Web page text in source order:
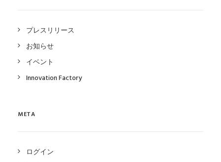
プレスリリース
お知らせ
イベント
Innovation Factory
META
ログイン